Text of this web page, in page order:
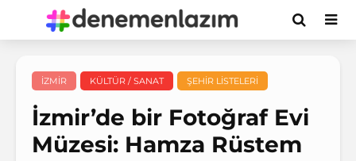
İZMIR KÜLTÜR / SANAT ŞEHIR LISTELERI
İzmir’de bir Fotoğraf Evi
Müzesi: Hamza Rüstem